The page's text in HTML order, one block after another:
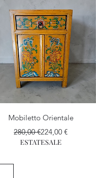
Vista rapida
Mobiletto Orientale
Prezzo regolare
280,00 €Prezzo scontato
224,00 €
ESTATESALE